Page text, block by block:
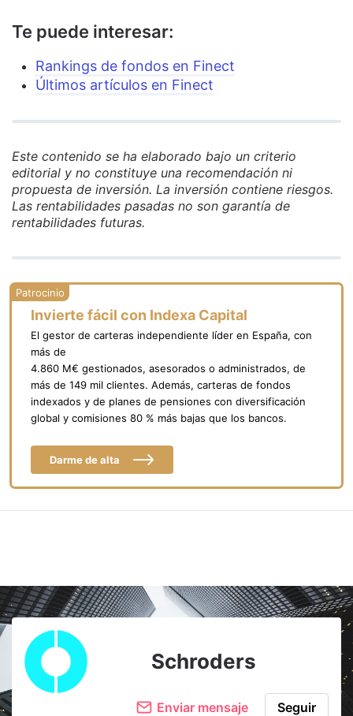
Te puede interesar:
Rankings de fondos en Finect
Últimos artículos en Finect
Este contenido se ha elaborado bajo un criterio
editorial y no constituye una recomendación ni
propuesta de inversión. La inversión contiene riesgos.
Las rentabilidades pasadas no son garantía de
rentabilidades futuras.
Invierte fácil con Indexa Capital
El gestor de carteras independiente líder en España, con
más de
4.860 M€ gestionados, asesorados o administrados, de
más de 149 mil clientes. Además, carteras de fondos
indexados y de planes de pensiones con diversificación
global y comisiones 80 % más bajas que los bancos.
Darme de alta
Schroders
Enviar mensaje Seguir